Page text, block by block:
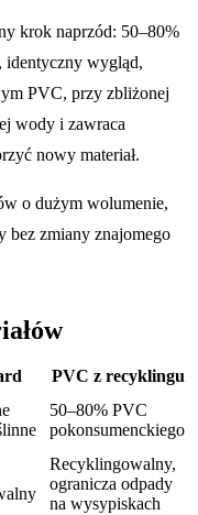
krok naprzód: 50–80%
identyczny wygląd,
PVC, przy zbliżonej
wody i zawraca
nowy materiał.
o dużym wolumenie,
bez zmiany znajomego
PVC z recyklingu
50–80% PVC
pokonsumenckiego
Recyklingowalny,
ogranicza odpady
na wysypiskach